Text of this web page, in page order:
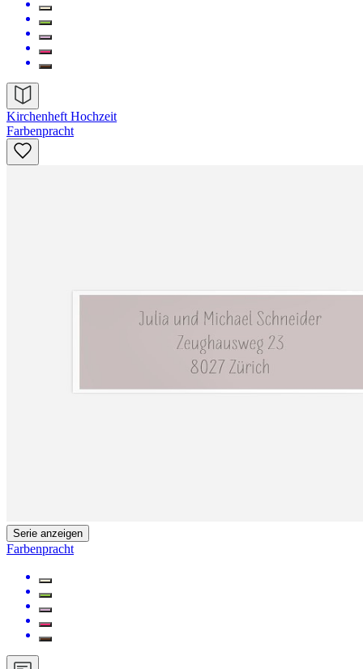
Kirchenheft Hochzeit
Farbenpracht
Serie anzeigen
Farbenpracht